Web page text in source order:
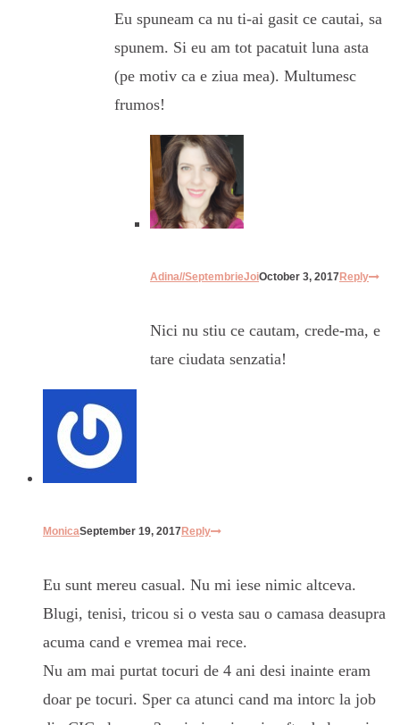
Eu spuneam ca nu ti-ai gasit ce cautai, sa
spunem. Si eu am tot pacatuit luna asta
(pe motiv ca e ziua mea). Multumesc
frumos!
Adina//SeptembrieJoiOctober 3, 2017Reply
Nici nu stiu ce cautam, crede-ma, e
tare ciudata senzatia!
MonicaSeptember 19, 2017Reply
Eu sunt mereu casual. Nu mi iese nimic altceva.
Blugi, tenisi, tricou si o vesta sau o camasa deasupra
acuma cand e vremea mai rece.
Nu am mai purtat tocuri de 4 ani desi inainte eram
doar pe tocuri. Sper ca atunci cand ma intorc la job